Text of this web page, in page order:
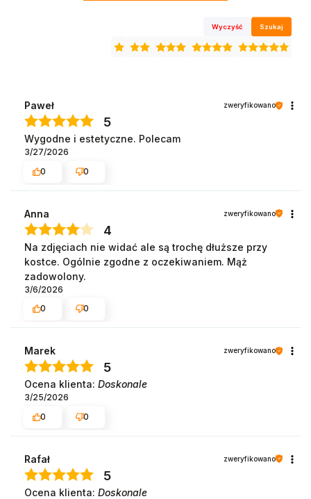
Wyczyść Szukaj
Paweł zweryfikowano
5
Wygodne i estetyczne. Polecam
3/27/2026
0
0
Anna zweryfikowano
4
Na zdjęciach nie widać ale są trochę dłuższe przy
kostce. Ogólnie zgodne z oczekiwaniem. Mąż
zadowolony.
3/6/2026
0
0
Marek zweryfikowano
5
Ocena klienta: Doskonale
3/25/2026
0
0
Rafał zweryfikowano
5
Ocena klienta: Doskonale